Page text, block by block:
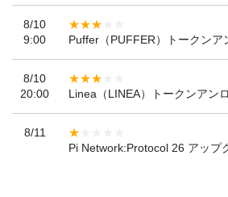
8/10
9:00
Puffer（PUFFER）トークンア
8/10
20:00
Linea（LINEA）トークンアン
8/11
Pi Network:Protocol 26 アップ